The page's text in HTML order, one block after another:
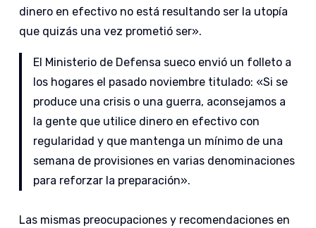
dinero en efectivo no está resultando ser la utopía
que quizás una vez prometió ser».
El Ministerio de Defensa sueco envió un folleto a
los hogares el pasado noviembre titulado: «Si se
produce una crisis o una guerra, aconsejamos a
la gente que utilice dinero en efectivo con
regularidad y que mantenga un mínimo de una
semana de provisiones en varias denominaciones
para reforzar la preparación».
Las mismas preocupaciones y recomendaciones en